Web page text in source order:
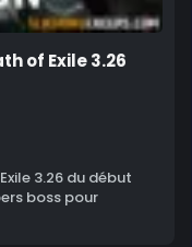
of Exile 3.26
3.26 du début
boss pour